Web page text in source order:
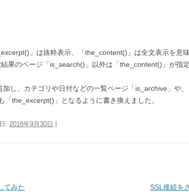
」は抜粋表示、「the_content()」は全文表示を意味
果のページ「is_search()」以外は「the_content()」が指
加し、カテゴリや日付などの一覧ページ「is_archive」や
「the_excerpt()」となるように書き換えました。
: 2018年9月30日
てみた SSL接続を